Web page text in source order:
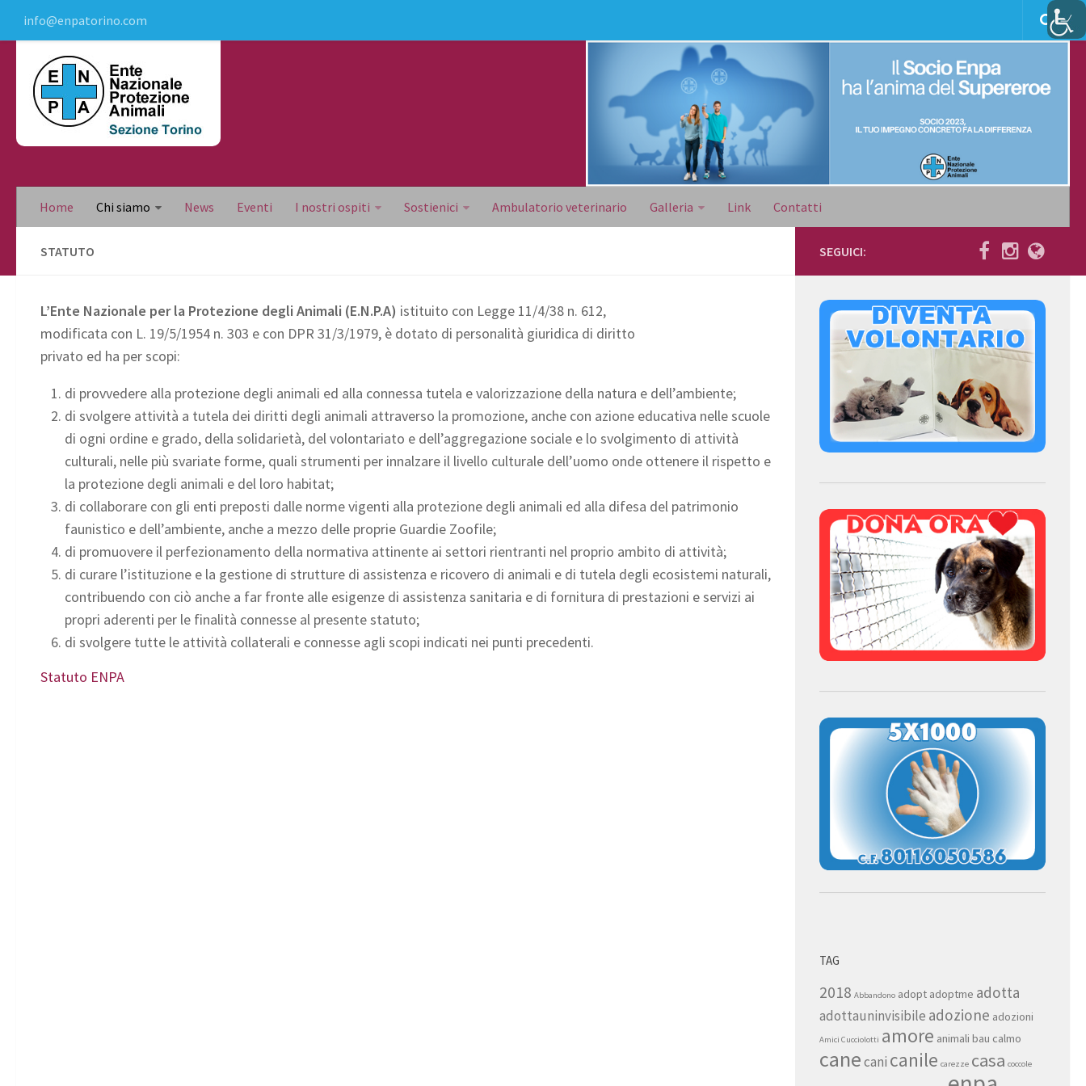
info@enpatorino.com
Home Chi siamo News Eventi I nostri ospiti Sostienici Ambulatorio veterinario Galleria Link Contatti
STATUTO
L’Ente Nazionale per la Protezione degli Animali (E.N.P.A) istituito con Legge 11/4/38 n. 612,
modificata con L. 19/5/1954 n. 303 e con DPR 31/3/1979, è dotato di personalità giuridica di diritto
privato ed ha per scopi:
di provvedere alla protezione degli animali ed alla connessa tutela e valorizzazione della natura e dell’ambiente;
di svolgere attività a tutela dei diritti degli animali attraverso la promozione, anche con azione educativa nelle scuole
di ogni ordine e grado, della solidarietà, del volontariato e dell’aggregazione sociale e lo svolgimento di attività
culturali, nelle più svariate forme, quali strumenti per innalzare il livello culturale dell’uomo onde ottenere il rispetto e
la protezione degli animali e del loro habitat;
di collaborare con gli enti preposti dalle norme vigenti alla protezione degli animali ed alla difesa del patrimonio
faunistico e dell’ambiente, anche a mezzo delle proprie Guardie Zoofile;
di promuovere il perfezionamento della normativa attinente ai settori rientranti nel proprio ambito di attività;
di curare l’istituzione e la gestione di strutture di assistenza e ricovero di animali e di tutela degli ecosistemi naturali,
contribuendo con ciò anche a far fronte alle esigenze di assistenza sanitaria e di fornitura di prestazioni e servizi ai
propri aderenti per le finalità connesse al presente statuto;
di svolgere tutte le attività collaterali e connesse agli scopi indicati nei punti precedenti.
Statuto ENPA
SEGUICI:
TAG
2018 Abbandono adopt adoptme adotta
adottauninvisibile adozione adozioni
Amici Cucciolotti amore animali bau calmo
canecani canile carezze casa coccole